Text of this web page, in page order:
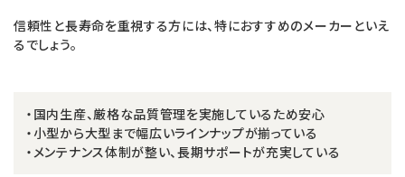
信頼性と長寿命を重視する方には、特におすすめのメーカーといえ
るでしょう。
・国内生産、厳格な品質管理を実施しているため安心
・小型から大型まで幅広いラインナップが揃っている
・メンテナンス体制が整い、長期サポートが充実している